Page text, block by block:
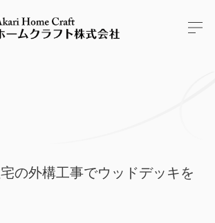
の外構工事でウッドデッキを